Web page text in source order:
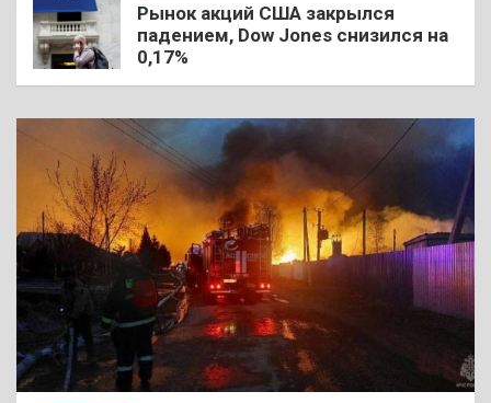
Рынок акций США закрылся
падением, Dow Jones снизился на
0,17%